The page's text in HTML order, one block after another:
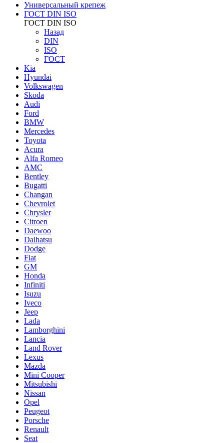
Универсальный крепеж
ГОСТ DIN ISO
ГОСТ DIN ISO
Назад
DIN
ISO
ГОСТ
Kia
Hyundai
Volkswagen
Skoda
Audi
Ford
BMW
Mercedes
Toyota
Acura
Alfa Romeo
AMC
Bentley
Bugatti
Changan
Chevrolet
Chrysler
Citroen
Daewoo
Daihatsu
Dodge
Fiat
GM
Honda
Infiniti
Isuzu
Iveco
Jeep
Lada
Lamborghini
Lancia
Land Rover
Lexus
Mazda
Mini Cooper
Mitsubishi
Nissan
Opel
Peugeot
Porsche
Renault
Seat